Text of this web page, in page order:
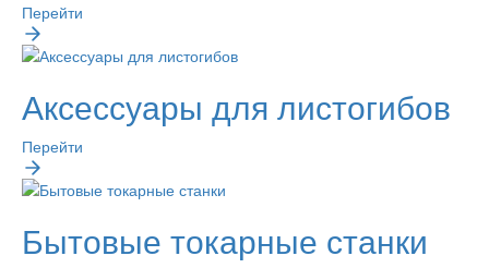
Перейти
Аксессуары для листогибов
Перейти
Бытовые токарные станки